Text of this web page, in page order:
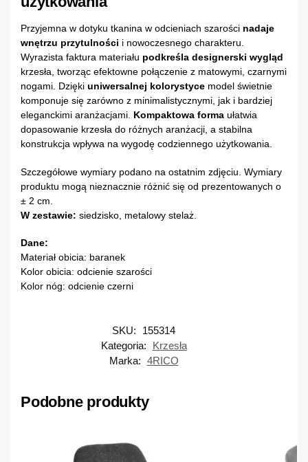
Przyjemna w dotyku tkanina w odcieniach szarości nadaje
wnętrzu przytulności i nowoczesnego charakteru.
Wyrazista faktura materiału podkreśla designerski wygląd
krzesła, tworząc efektowne połączenie z matowymi, czarnymi
nogami. Dzięki uniwersalnej kolorystyce model świetnie
komponuje się zarówno z minimalistycznymi, jak i bardziej
eleganckimi aranżacjami. Kompaktowa forma ułatwia
dopasowanie krzesła do różnych aranżacji, a stabilna
konstrukcja wpływa na wygodę codziennego użytkowania.
Szczegółowe wymiary podano na ostatnim zdjęciu. Wymiary
produktu mogą nieznacznie różnić się od prezentowanych o
± 2 cm.
W zestawie: siedzisko, metalowy stelaż.
Dane:
Materiał obicia: baranek
Kolor obicia: odcienie szarości
Kolor nóg: odcienie czerni
SKU:
155314
Kategoria:
Krzesła
Marka: 4RICO
Podobne produkty